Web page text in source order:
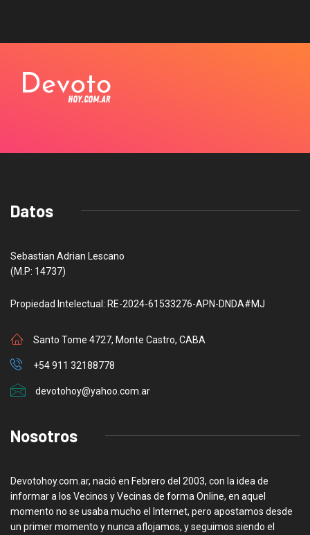
Datos
Sebastian Adrian Lescano
(M.P: 14737)
Propiedad Intelectual: RE-2024-61533276-APN-DNDA#MJ
Santo Tome 4727, Monte Castro, CABA
+54 911 32188778
devotohoy@yahoo.com.ar
Nosotros
Devotohoy.com.ar, nació en Febrero del 2003, con la idea de
informar a los Vecinos y Vecinas de forma Online, en aquel
momento no se usaba mucho el Internet, pero apostamos desde
un primer momento y nunca aflojamos, y seguimos siendo el